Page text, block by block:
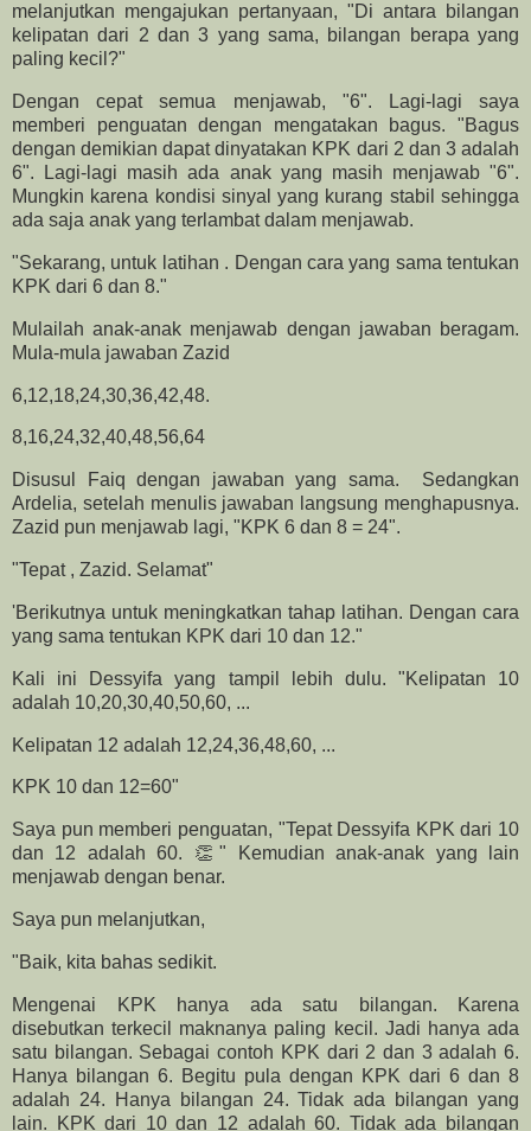
melanjutkan mengajukan pertanyaan, "Di antara bilangan
kelipatan dari 2 dan 3 yang sama, bilangan berapa yang
paling kecil?"
Dengan cepat semua menjawab, "6". Lagi-lagi saya
memberi penguatan dengan mengatakan bagus. "Bagus
dengan demikian dapat dinyatakan KPK dari 2 dan 3 adalah
6". Lagi-lagi masih ada anak yang masih menjawab "6".
Mungkin karena kondisi sinyal yang kurang stabil sehingga
ada saja anak yang terlambat dalam menjawab.
"Sekarang, untuk latihan . Dengan cara yang sama tentukan
KPK dari 6 dan 8."
Mulailah anak-anak menjawab dengan jawaban beragam.
Mula-mula jawaban Zazid
6,12,18,24,30,36,42,48.
8,16,24,32,40,48,56,64
Disusul Faiq dengan jawaban yang sama. Sedangkan
Ardelia, setelah menulis jawaban langsung menghapusnya.
Zazid pun menjawab lagi, "KPK 6 dan 8 = 24".
"Tepat , Zazid. Selamat"
'Berikutnya untuk meningkatkan tahap latihan. Dengan cara
yang sama tentukan KPK dari 10 dan 12."
Kali ini Dessyifa yang tampil lebih dulu. "Kelipatan 10
adalah 10,20,30,40,50,60, ...
Kelipatan 12 adalah 12,24,36,48,60, ...
KPK 10 dan 12=60"
Saya pun memberi penguatan, "Tepat Dessyifa KPK dari 10
dan 12 adalah 60. 👏" Kemudian anak-anak yang lain
menjawab dengan benar.
Saya pun melanjutkan,
"Baik, kita bahas sedikit.
Mengenai KPK hanya ada satu bilangan. Karena
disebutkan terkecil maknanya paling kecil. Jadi hanya ada
satu bilangan. Sebagai contoh KPK dari 2 dan 3 adalah 6.
Hanya bilangan 6. Begitu pula dengan KPK dari 6 dan 8
adalah 24. Hanya bilangan 24. Tidak ada bilangan yang
lain. KPK dari 10 dan 12 adalah 60. Tidak ada bilangan